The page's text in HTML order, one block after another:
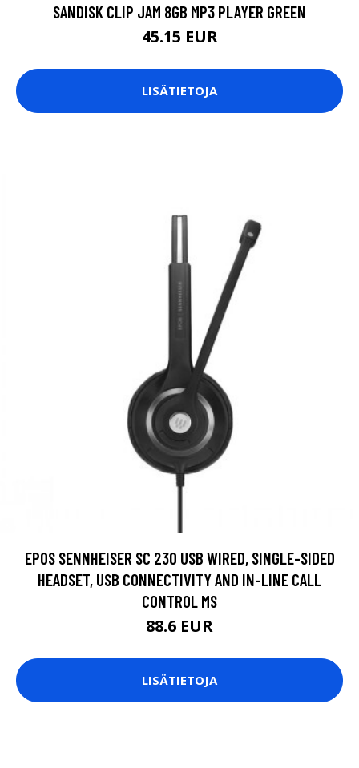
SANDISK CLIP JAM 8GB MP3 PLAYER GREEN
45.15 EUR
LISÄTIETOJA
EPOS SENNHEISER SC 230 USB WIRED, SINGLE-SIDED
HEADSET, USB CONNECTIVITY AND IN-LINE CALL
CONTROL MS
88.6 EUR
LISÄTIETOJA